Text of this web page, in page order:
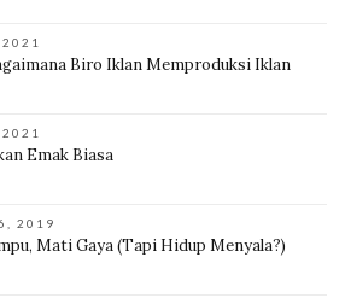
Biro Iklan Memproduksi Iklan
Emak Biasa
2019
Mati Gaya (Tapi Hidup Menyala?)